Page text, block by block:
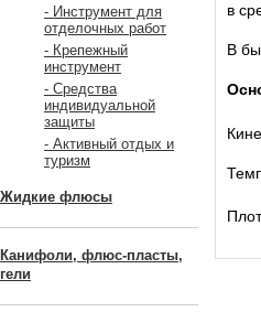
- Инструмент для
отделочных работ
- Крепежный
инструмент
- Средства
индивидуальной
защиты
- Активный отдых и
туризм
Жидкие флюсы
Канифоли, флюс-пласты,
гели
в
В